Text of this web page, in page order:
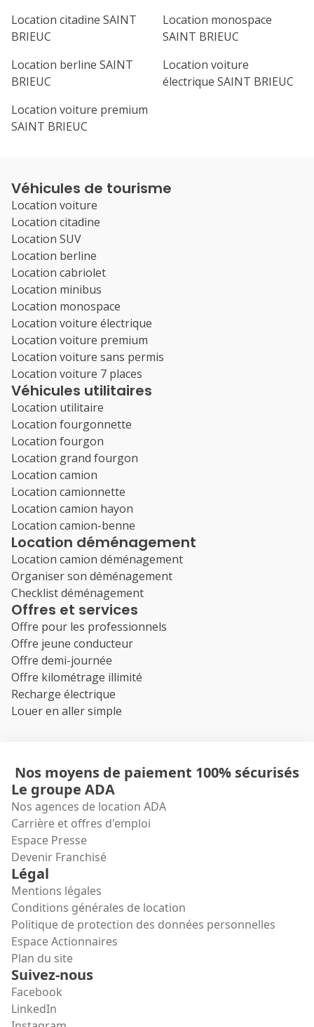
Location citadine SAINT
BRIEUC
Location monospace
SAINT BRIEUC
Location berline SAINT
BRIEUC
Location voiture
électrique SAINT BRIEUC
Location voiture premium
SAINT BRIEUC
Véhicules de tourisme
Location voiture
Location citadine
Location SUV
Location berline
Location cabriolet
Location minibus
Location monospace
Location voiture électrique
Location voiture premium
Location voiture sans permis
Location voiture 7 places
Véhicules utilitaires
Location utilitaire
Location fourgonnette
Location fourgon
Location grand fourgon
Location camion
Location camionnette
Location camion hayon
Location camion-benne
Location déménagement
Location camion déménagement
Organiser son déménagement
Checklist déménagement
Offres et services
Offre pour les professionnels
Offre jeune conducteur
Offre demi-journée
Offre kilométrage illimité
Recharge électrique
Louer en aller simple
Nos moyens de paiement 100% sécurisés
Le groupe ADA
Nos agences de location ADA
Carrière et offres d'emploi
Espace Presse
Devenir Franchisé
Légal
Mentions légales
Conditions générales de location
Politique de protection des données personnelles
Espace Actionnaires
Plan du site
Suivez-nous
Facebook
LinkedIn